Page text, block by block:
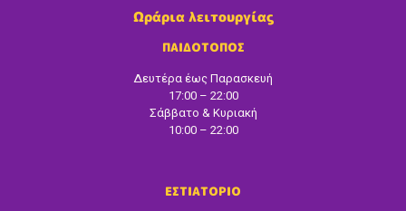
Ωράρια λειτουργίας
ΠΑΙΔΟΤΟΠΟΣ
Δευτέρα έως Παρασκευή
17:00 – 22:00
Σάββατο & Κυριακή
10:00 – 22:00
ΕΣΤΙΑΤΟΡΙΟ